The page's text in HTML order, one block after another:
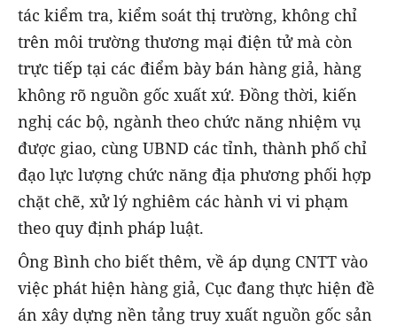
tác kiểm tra, kiểm soát thị trường, không chỉ
trên môi trường thương mại điện tử mà còn
trực tiếp tại các điểm bày bán hàng giả, hàng
không rõ nguồn gốc xuất xứ. Đồng thời, kiến
nghị các bộ, ngành theo chức năng nhiệm vụ
được giao, cùng UBND các tỉnh, thành phố chỉ
đạo lực lượng chức năng địa phương phối hợp
chặt chẽ, xử lý nghiêm các hành vi vi phạm
theo quy định pháp luật.
Ông Bình cho biết thêm, về áp dụng CNTT vào
việc phát hiện hàng giả, Cục đang thực hiện đề
án xây dựng nền tảng truy xuất nguồn gốc sản